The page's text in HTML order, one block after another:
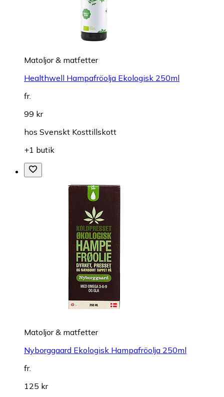
Matoljor & matfetter
Healthwell Hampafröolja Ekologisk 250ml
fr.
99 kr
hos Svenskt Kosttillskott
+1 butik
Matoljor & matfetter
Nyborggaard Ekologisk Hampafröolja 250ml
fr.
125 kr